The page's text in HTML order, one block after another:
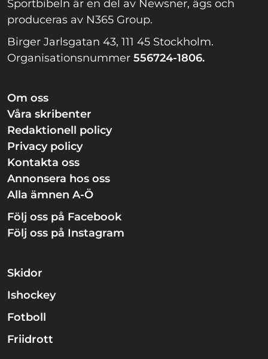
Sportbibeln är en del av Newsner, ägs och
produceras av N365 Group.
Birger Jarlsgatan 43, 111 45 Stockholm.
Organisationsnummer 556724-1806.
Om oss
Våra skribenter
Redaktionell policy
Privacy policy
Kontakta oss
Annonsera hos oss
Alla ämnen A-Ö
Följ oss på Facebook
Följ oss på Instagram
Skidor
Ishockey
Fotboll
Friidrott